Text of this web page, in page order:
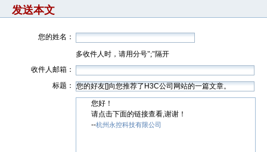
发送本文
您的姓名：
多收件人时，请用分号";"隔开
收件人邮箱：
标题：
您好！
请点击下面的链接查看,谢谢！
--杭州永控科技有限公司